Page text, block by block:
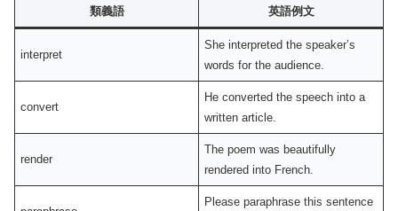
類義語 英語例文
interpret
She interpreted the speaker’s
words for the audience.
convert
He converted the speech into a
written article.
render
The poem was beautifully
rendered into French.
Please paraphrase this sentence